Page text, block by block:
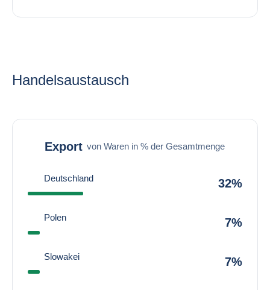
Handelsaustausch
Export von Waren in % der Gesamtmenge
Deutschland 32%
Polen 7%
Slowakei 7%